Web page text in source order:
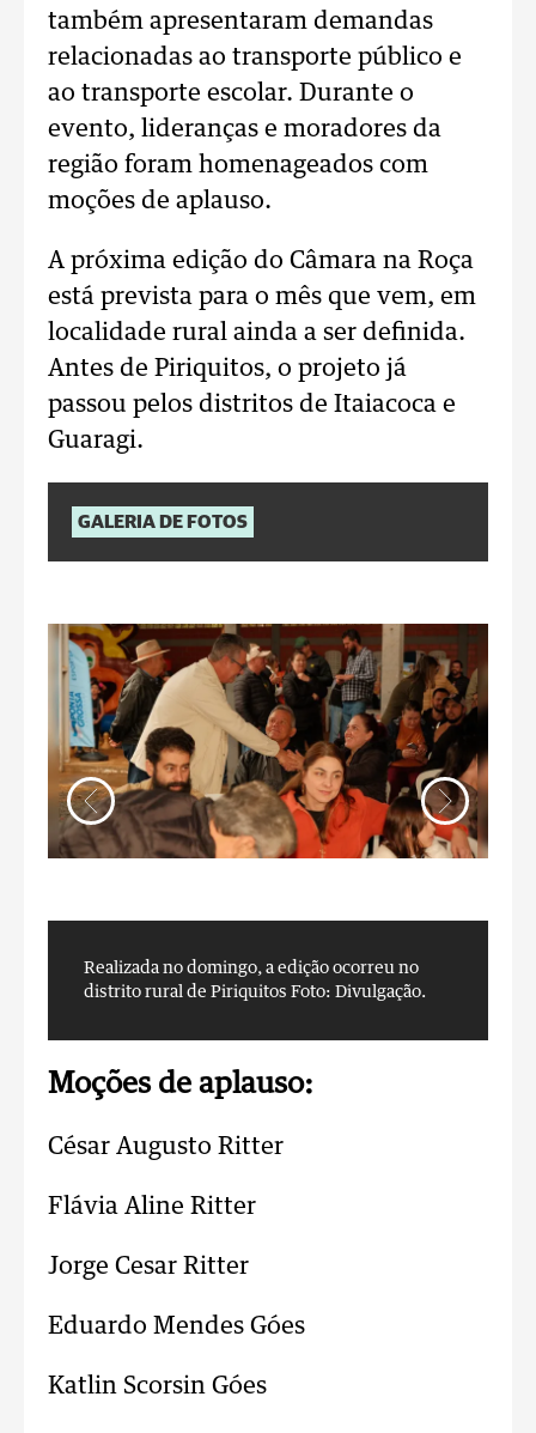
também apresentaram demandas
relacionadas ao transporte público e
ao transporte escolar. Durante o
evento, lideranças e moradores da
região foram homenageados com
moções de aplauso.
A próxima edição do Câmara na Roça
está prevista para o mês que vem, em
localidade rural ainda a ser definida.
Antes de Piriquitos, o projeto já
passou pelos distritos de Itaiacoca e
Guaragi.
GALERIA DE FOTOS
Realizada no domingo, a edição ocorreu no
distrito rural de Piriquitos Foto: Divulgação.
Moções de aplauso:
César Augusto Ritter
Flávia Aline Ritter
Jorge Cesar Ritter
Eduardo Mendes Góes
Katlin Scorsin Góes